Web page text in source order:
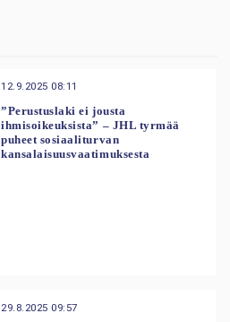
12.9.2025 08:11
”Perustuslaki ei jousta
ihmisoikeuksista” – JHL tyrmää
puheet sosiaaliturvan
kansalaisuusvaatimuksesta
29.8.2025 09:57